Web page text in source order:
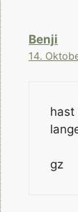
Benji
14.
hast
gz